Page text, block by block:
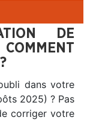
DE
dans votre
2025) ? Pas
corriger votre